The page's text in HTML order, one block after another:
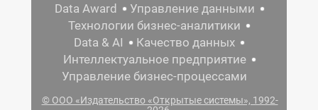
Data Award
Управление данными
Технологии бизнес-аналитики
Data & AI
Качество данных
Интеллектуальное предприятие
Управление бизнес-процессами
© ООО «Издательство «Открытые системы», 1992-